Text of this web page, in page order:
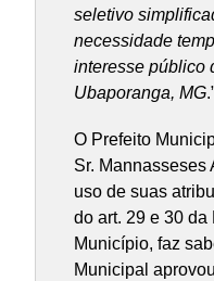
seletivo
necessidade
interesse público
Ubaporanga, MG
O Prefeito
Sr. Mannasseses
uso de suas
do art. 29 e 30
Município, faz
Municipal